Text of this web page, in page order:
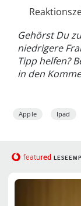
Gehörst Du
niedrigere
Tipp helfen?
in den
Apple Ipad
featured